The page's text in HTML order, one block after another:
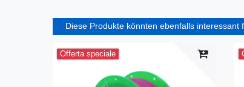
Diese Produkte könnten ebenfalls interessant
Offerta speciale